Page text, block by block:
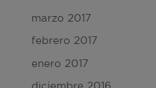
marzo 2017
febrero 2017
enero 2017